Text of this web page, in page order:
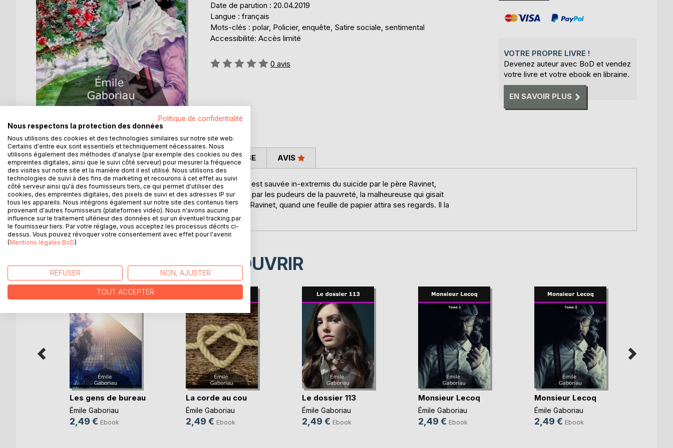
Date de parution : 20.04.2019
Langue : français
Mots-clés : polar, Policier, enquête, Satire sociale, sentimental
Accessibilité: Accès limité
Évaluation:
0 avis
VOTRE PROPRE LIVRE !
Devenez auteur avec BoD et vendez
votre livre et votre ebook en librairie.
EN SAVOIR PLUS
DESCRIPTION
Mademoiselle Henriette, fille du comte de la Ville-Handry, est sauvée in-extremis du suicide par le père Ravinet,
brocanteur de son état. Trop fière pour se plaindre, isolée par les pudeurs de la pauvreté, la malheureuse qui gisait
là, avait du subir bien des angoisses. Ainsi pensait le père Ravinet, quand une feuille de papier attira ses regards. Il la
prit. C'était comme le testament de la pauvre fille.
AUTEUR(S) CRITIQUES PRESSE AVIS
D’AUTRES TITRES À DÉCOUVRIR
Les gens de bureau
Émile Gaboriau
2,49 € Ebook
La corde au cou
Émile Gaboriau
2,49 € Ebook
Le dossier 113
Émile Gaboriau
2,49 € Ebook
Monsieur Lecoq
Émile Gaboriau
2,49 € Ebook
Monsieur Lecoq
Émile Gaboriau
2,49 € Ebook
Politique de confidentialité
Nous respectons la protection des données
Nous utilisons des cookies et des technologies similaires sur notre site web.
Certains d'entre eux sont essentiels et techniquement nécessaires. Nous
utilisons également des méthodes d'analyse (par exemple des cookies ou des
empreintes digitales, ainsi que le suivi côté serveur) pour mesurer la fréquence
des visites sur notre site et la manière dont il est utilisé. Nous utilisons des
technologies de suivi à des fins de marketing et recourons à cet effet au suivi
côté serveur ainsi qu'à des fournisseurs tiers, ce qui permet d'utiliser des
cookies, des empreintes digitales, des pixels de suivi et des adresses IP sur
tous les appareils. Nous intégrons également sur notre site des contenus tiers
provenant d'autres fournisseurs (plateformes vidéo). Nous n'avons aucune
influence sur le traitement ultérieur des données et sur un éventuel tracking par
le fournisseur tiers. Par votre réglage, vous acceptez les processus décrits ci-
dessus. Vous pouvez révoquer votre consentement avec effet pour l'avenir.
(Mentions légales BoD)
REFUSER NON, AJUSTER
TOUT ACCEPTER